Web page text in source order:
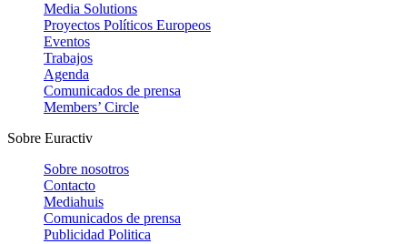
Media Solutions
Proyectos Políticos Europeos
Eventos
Trabajos
Agenda
Comunicados de prensa
Members’ Circle
Sobre Euractiv
Sobre nosotros
Contacto
Mediahuis
Comunicados de prensa
Publicidad Politica